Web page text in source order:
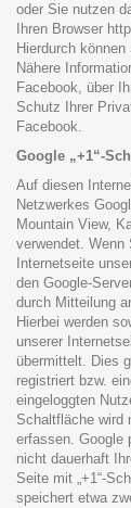
oder Sie nutzen
Ihren Browser
Hierdurch
Nähere
Facebook, über
Schutz Ihrer
Facebook.
Google „+1“-
Auf diesen
Netzwerkes
Mountain View,
verwendet. Wenn
Internetseite
den Google-
durch Mitteilung
Hierbei werden
unserer
übermittelt. Dies
registriert bzw.
eingeloggten
Schaltfläche wird
erfassen. Google
nicht dauerhaft
Seite mit „+1“-
speichert etwa